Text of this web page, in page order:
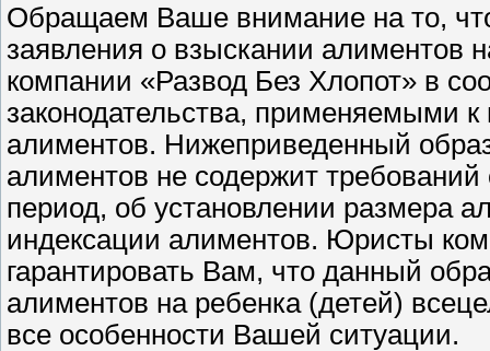
Обращаем Ваше внимание на то,
заявления о взыскании алиментов
компании «Развод Без Хлопот» в
законодательства, применяемыми
алиментов. Нижеприведенный
алиментов не содержит
период, об установлении размера
индексации алиментов. Юристы
гарантировать Вам, что данный
алиментов на ребенка (детей)
все особенности Вашей ситуации.